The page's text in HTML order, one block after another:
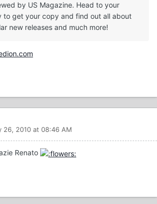
by US Magazine. Head to your
to get your copy and find out all about
new releases and much more!
26, 2010 at 08:46 AM
Renato